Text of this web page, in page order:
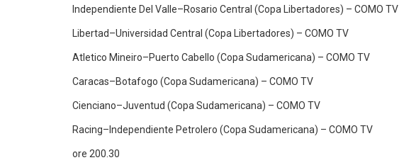
Independiente Del Valle–Rosario Central (Copa Libertadores) – COMO TV
Libertad–Universidad Central (Copa Libertadores) – COMO TV
Atletico Mineiro–Puerto Cabello (Copa Sudamericana) – COMO TV
Caracas–Botafogo (Copa Sudamericana) – COMO TV
Cienciano–Juventud (Copa Sudamericana) – COMO TV
Racing–Independiente Petrolero (Copa Sudamericana) – COMO TV
ore 200.30